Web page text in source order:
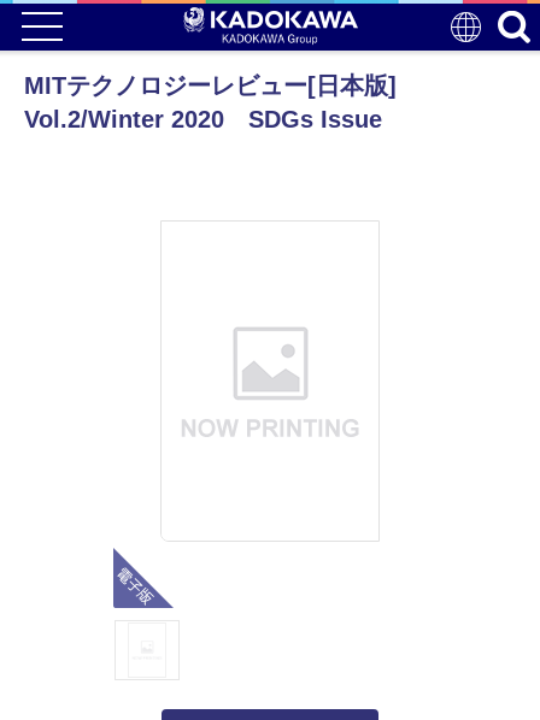
MITテクノロジーレビュー[日本版]
Vol.2/Winter 2020 SDGs Issue